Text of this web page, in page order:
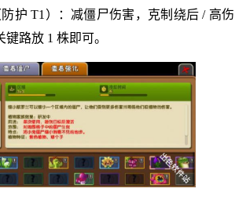
护 T1）：减僵尸伤害，克制绕后 / 高伤
路放 1 株即可。